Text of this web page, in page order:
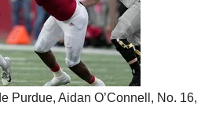
Purdue, Aidan O’Connell, No. 16,